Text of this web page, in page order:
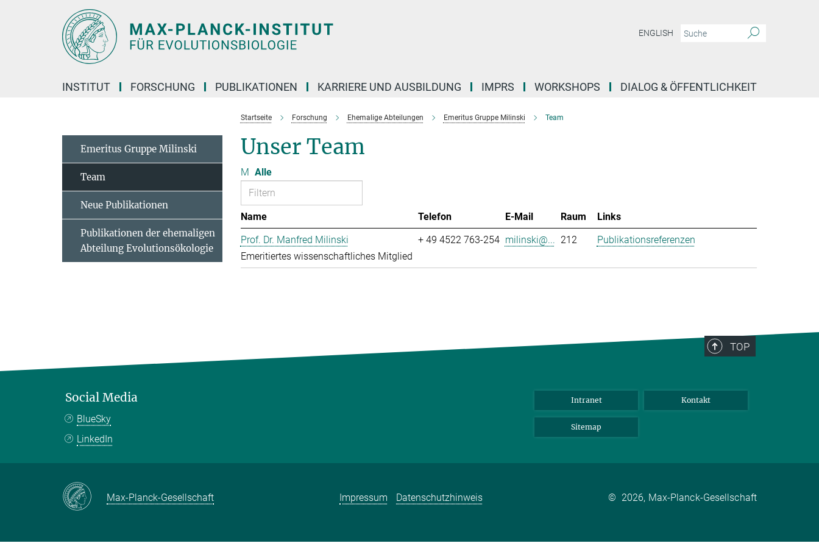
ENGLISH
INSTITUT FORSCHUNG PUBLIKATIONEN KARRIERE UND AUSBILDUNG IMPRS WORKSHOPS DIALOG & ÖFFENTLICHKEIT
Startseite Forschung Ehemalige Abteilungen Emeritus Gruppe Milinski Team
Unser Team
M Alle
Name Telefon E-Mail Raum
Links
Prof. Dr. Manfred Milinski
Emeritiertes wissenschaftliches Mitglied
+ 49 4522 763-254 milinski@... 212 Publikationsreferenzen
Emeritus Gruppe Milinski
Team
Neue Publikationen
Publikationen der ehemaligen
Abteilung Evolutionsökologie
TOP
Social Media
BlueSky
LinkedIn
Intranet Kontakt
Sitemap
Max-Planck-Gesellschaft Impressum Datenschutzhinweis © 2026, Max-Planck-Gesellschaft